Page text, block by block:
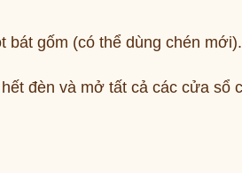
bát gốm (có thể dùng chén
đèn và mở tất cả các cửa sổ